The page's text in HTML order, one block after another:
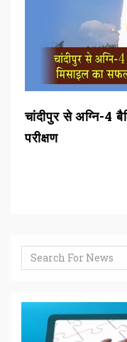
चांदीपुर से अग्नि-4
परीक्षण